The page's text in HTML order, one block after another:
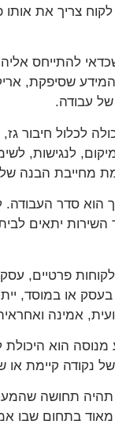
צריך את
להתייחס
עבודה.
לכלול חיבור
לנגישות,
מחייבת הבנה
סדר העבודה.
השירות יתאים
פרטיים,
או במוסד,
אמינה
הוא היכולת
נקודה קיימת או
תחושה
בתחום שבו